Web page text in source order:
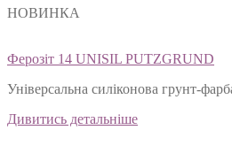
НОВИНКА
Ферозіт 14 UNISIL PUTZGRUND
Універсальна силіконова грунт-
Дивитись детальніше